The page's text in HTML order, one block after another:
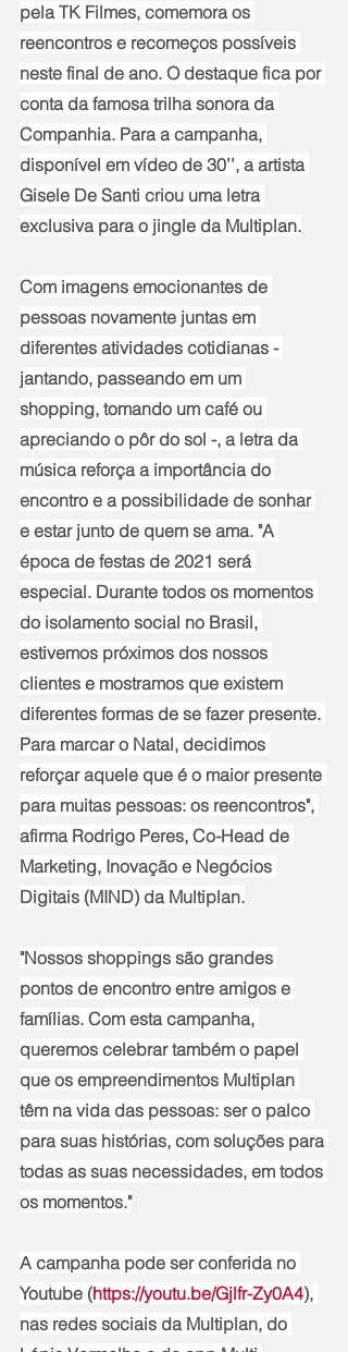
pela TK Filmes, comemora os
reencontros e recomeços possíveis
neste final de ano. O destaque fica por
conta da famosa trilha sonora da
Companhia. Para a campanha,
disponível em vídeo de 30’’, a artista
Gisele De Santi criou uma letra
exclusiva para o jingle da Multiplan.
Com imagens emocionantes de
pessoas novamente juntas em
diferentes atividades cotidianas -
jantando, passeando em um
shopping, tomando um café ou
apreciando o pôr do sol -, a letra da
música reforça a importância do
encontro e a possibilidade de sonhar
e estar junto de quem se ama. "A
época de festas de 2021 será
especial. Durante todos os momentos
do isolamento social no Brasil,
estivemos próximos dos nossos
clientes e mostramos que existem
diferentes formas de se fazer presente.
Para marcar o Natal, decidimos
reforçar aquele que é o maior presente
para muitas pessoas: os reencontros",
afirma Rodrigo Peres, Co-Head de
Marketing, Inovação e Negócios
Digitais (MIND) da Multiplan.
"Nossos shoppings são grandes
pontos de encontro entre amigos e
famílias. Com esta campanha,
queremos celebrar também o papel
que os empreendimentos Multiplan
têm na vida das pessoas: ser o palco
para suas histórias, com soluções para
todas as suas necessidades, em todos
os momentos."
A campanha pode ser conferida no
Youtube (https://youtu.be/Gjlfr-Zy0A4),
nas redes sociais da Multiplan, do